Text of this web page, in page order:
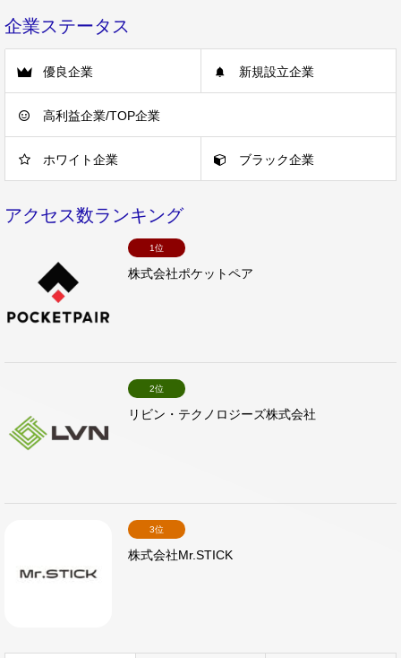
企業ステータス
優良企業 新規設立企業
高利益企業/TOP企業
ホワイト企業 ブラック企業
アクセス数ランキング
1位
株式会社ポケットペア
2位
リビン・テクノロジーズ株式会社
3位
株式会社Mr.STICK